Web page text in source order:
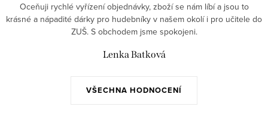
VŠECHNA HODNOCENÍ
Oceňuji rychlé vyřízení objednávky, zboží se nám líbí a jsou to
krásné a nápadité dárky pro hudebníky v našem okolí i pro učitele do
ZUŠ. S obchodem jsme spokojeni.
Lenka Batková